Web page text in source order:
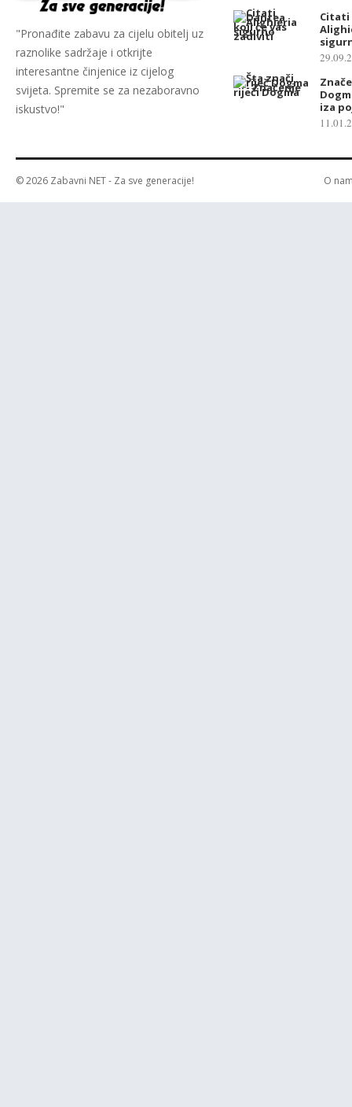
"Pronađite zabavu za cijelu obitelj uz
raznolike sadržaje i otkrijte
interesantne činjenice iz cijelog
svijeta. Spremite se za nezaboravno
iskustvo!"
Citati
iza
© 2026 Zabavni NET- Za sve generacije! O